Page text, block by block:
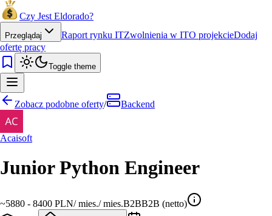
Czy Jest Eldorado?
Przeglądaj Raport rynku ITZwolnienia w ITO projekcieDodaj
ofertę pracy
Toggle theme
Zobacz podobne oferty/ Backend
Acaisoft
Junior Python Engineer
~5880 - 8400 PLN/mies./mies.B2BB2B (netto)